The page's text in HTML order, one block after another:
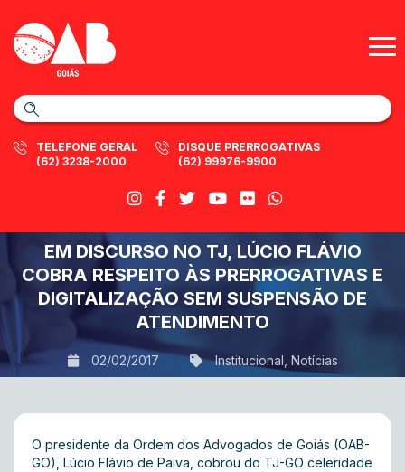
TELEFONE GERAL
(62) 3238-2000
DISQUE PRERROGATIVAS
(62) 99976-9900
EM DISCURSO NO TJ, LÚCIO FLÁVIO
COBRA RESPEITO ÀS PRERROGATIVAS E
DIGITALIZAÇÃO SEM SUSPENSÃO DE
ATENDIMENTO
02/02/2017 Institucional Notícias
O presidente da Ordem dos Advogados de Goiás (OAB-
GO), Lúcio Flávio de Paiva, cobrou do TJ-GO celeridade